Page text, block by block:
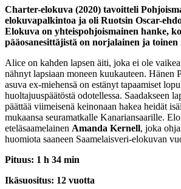
Charter-elokuva (2020) tavoitteli
elokuvapalkintoa ja oli Ruotsin Oscar-
Elokuva on yhteispohjoismainen hanke,
pääosanesittäjistä on norjalainen ja
Alice on kahden lapsen äiti, joka ei ole
nähnyt lapsiaan moneen kuukauteen. Hänen
asuva ex-miehensä on estänyt tapaamiset
huoltajuuspäätöstä odotellessa. Saadakseen
päättää viimeisenä keinonaan hakea heidät
mukaansa seuramatkalle Kanariansaarille.
eteläsaamelainen Amanda Kernell, joka
huomiota saaneen Saamelaisveri-elokuvan
Pituus: 1 h 34 min
Ikäsuositus: 12 vuotta